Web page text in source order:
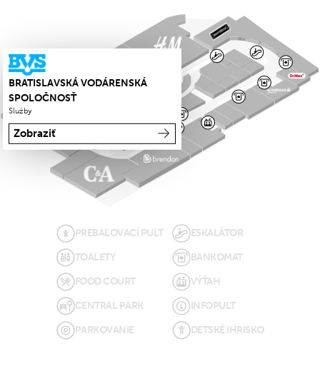
PREBAĽOVACÍ PULT
TOALETY
FOOD COURT
CENTRAL PARK
PARKOVANIE
ESKALÁTOR
BANKOMAT
VÝŤAH
INFOPULT
DETSKÉ IHRISKO
BRATISLAVSKÁ VODÁRENSKÁ
SPOLOČNOSŤ
Služby
Zobraziť